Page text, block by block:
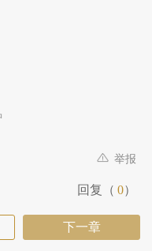
举报
回复（ 0）
下一章